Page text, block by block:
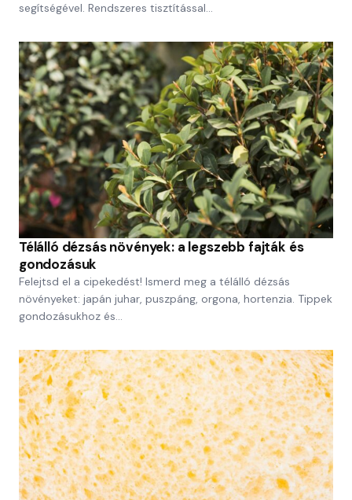
segítségével. Rendszeres tisztítással…
Télálló dézsás növények: a legszebb fajták és
gondozásuk
Felejtsd el a cipekedést! Ismerd meg a télálló dézsás
növényeket: japán juhar, puszpáng, orgona, hortenzia. Tippek
gondozásukhoz és…